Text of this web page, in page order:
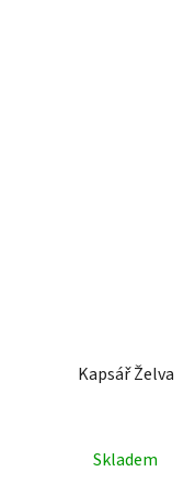
Kapsář Želva
Skladem